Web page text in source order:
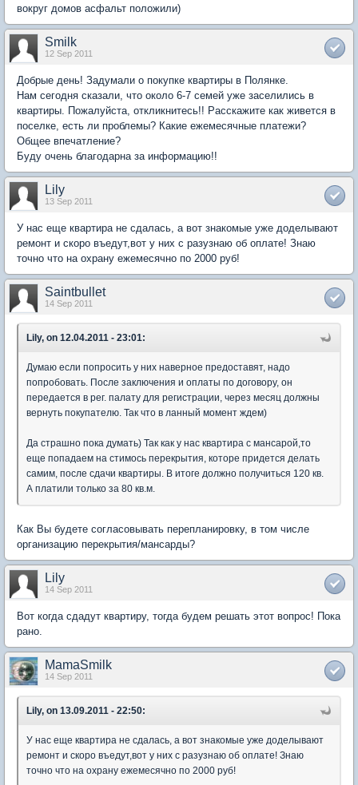
вокруг домов асфальт положили)
Smilk
12 Sep 2011
Добрые день! Задумали о покупке квартиры в Полянке.
Нам сегодня сказали, что около 6-7 семей уже заселились в
квартиры. Пожалуйста, откликнитесь!! Расскажите как живется в
поселке, есть ли проблемы? Какие ежемесячные платежи?
Общее впечатление?
Буду очень благодарна за информацию!!
Lily
13 Sep 2011
У нас еще квартира не сдалась, а вот знакомые уже доделывают
ремонт и скоро въедут,вот у них с разузнаю об оплате! Знаю
точно что на охрану ежемесячно по 2000 руб!
Saintbullet
14 Sep 2011
Lily, on 12.04.2011 - 23:01:
Думаю если попросить у них наверное предоставят, надо
попробовать. После заключения и оплаты по договору, он
передается в рег. палату для регистрации, через месяц должны
вернуть покупателю. Так что в ланный момент ждем)
Да страшно пока думать) Так как у нас квартира с мансарой,то
еще попадаем на стимось перекрытия, которе придется делать
самим, после сдачи квартиры. В итоге должно получиться 120 кв.
А платили только за 80 кв.м.
Как Вы будете согласовывать перепланировку, в том числе
организацию перекрытия/мансарды?
Lily
14 Sep 2011
Вот когда сдадут квартиру, тогда будем решать этот вопрос! Пока
рано.
MamaSmilk
14 Sep 2011
Lily, on 13.09.2011 - 22:50:
У нас еще квартира не сдалась, а вот знакомые уже доделывают
ремонт и скоро въедут,вот у них с разузнаю об оплате! Знаю
точно что на охрану ежемесячно по 2000 руб!